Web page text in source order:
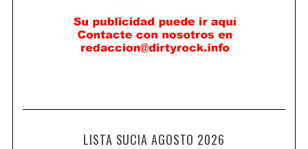
LISTA SUCIA AGOSTO 2026